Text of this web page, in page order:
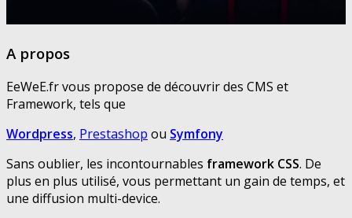
A propos
EeWeE.fr vous propose de découvrir des CMS et
Framework, tels que
Wordpress, Prestashop ou Symfony
Sans oublier, les incontournables framework CSS. De
plus en plus utilisé, vous permettant un gain de temps, et
une diffusion multi-device.